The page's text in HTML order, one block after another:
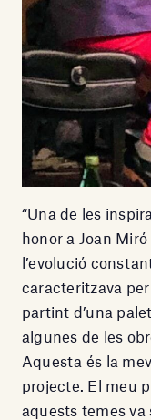
“Una de les
honor a Joan
l’evolució
caracteritzava
partint d’una
algunes de les
Aquesta és la
projecte. El meu
aquests temes